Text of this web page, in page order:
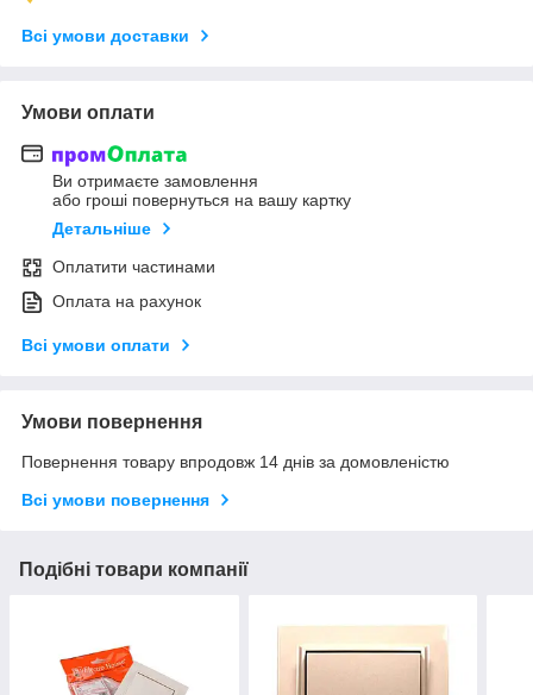
Всі умови доставки
Умови оплати
Ви отримаєте замовлення
або гроші повернуться на вашу картку
Детальніше
Оплатити частинами
Оплата на рахунок
Всі умови оплати
Умови повернення
Повернення товару впродовж 14 днів за домовленістю
Всі умови повернення
Подібні товари компанії